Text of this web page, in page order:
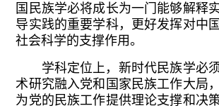
国民族学必将成长为一门能够解释
导实践的重要学科，更好发挥对中
社会科学的支撑作用。
学科定位上，新时代民族学必
术研究融入党和国家民族工作大局
为党的民族工作提供理论支撑和决